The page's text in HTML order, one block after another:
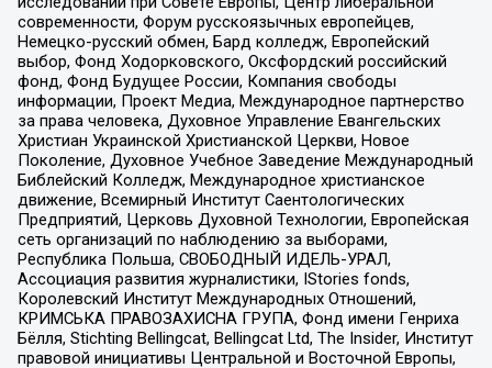
современности, Форум русскоязычных европейцев,
Немецко-русский обмен, Бард колледж, Европейский
выбор, Фонд Ходорковского, Оксфордский российский
фонд, Фонд Будущее России, Компания свободы
информации, Проект Медиа, Международное партнерство
за права человека, Духовное Управление Евангельских
Христиан Украинской Христианской Церкви, Новое
Поколение, Духовное Учебное Заведение Международный
Библейский Колледж, Международное христианское
движение, Всемирный Институт Саентологических
Предприятий, Церковь Духовной Технологии, Европейская
сеть организаций по наблюдению за выборами,
Республика Польша, СВОБОДНЫЙ ИДЕЛЬ-УРАЛ,
Ассоциация развития журналистики, IStories fonds,
Королевский Институт Международных Отношений,
КРИМСЬКА ПРАВОЗАХИСНА ГРУПА, Фонд имени Генриха
Бёлля, Stichting Bellingcat, Bellingcat Ltd, The Insider, Институт
правовой инициативы Центральной и Восточной Европы,